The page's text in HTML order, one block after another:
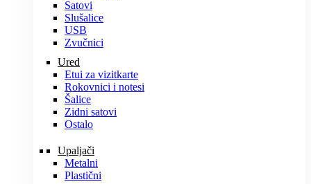
Satovi
Slušalice
USB
Zvučnici
Ured
Etui za vizitkarte
Rokovnici i notesi
Šalice
Zidni satovi
Ostalo
Upaljači
Metalni
Plastični